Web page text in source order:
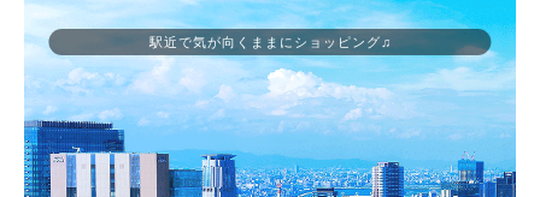
駅近で気が向くままにショッピング♫